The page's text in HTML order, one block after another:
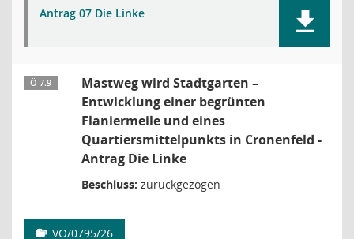
Antrag 07 Die Linke
Ö 7.9
Mastweg wird Stadtgarten –
Entwicklung einer begrünten
Flaniermeile und eines
Quartiersmittelpunkts in Cronenfeld -
Antrag Die Linke
Beschluss: zurückgezogen
VO/0795/26